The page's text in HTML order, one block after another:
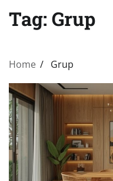
Tag: Grup
Home Grup